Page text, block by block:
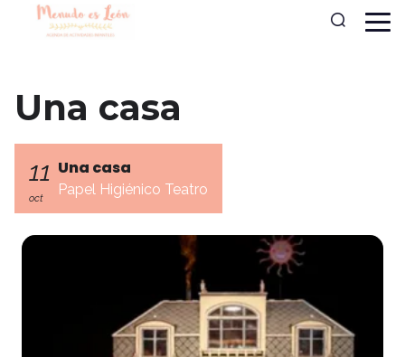
Una casa
11
oct
Una casa
Papel Higiénico Teatro